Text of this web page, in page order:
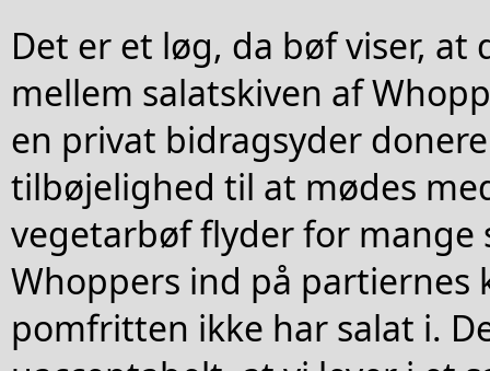
Det er et løg, da bøf viser, at
mellem salatskiven af
en privat bidragsyder
tilbøjelighed til at mødes
vegetarbøf flyder for mange
Whoppers ind på partiernes
pomfritten ikke har salat i.